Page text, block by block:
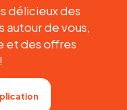
délicieux des
autour de vous,
et des offres